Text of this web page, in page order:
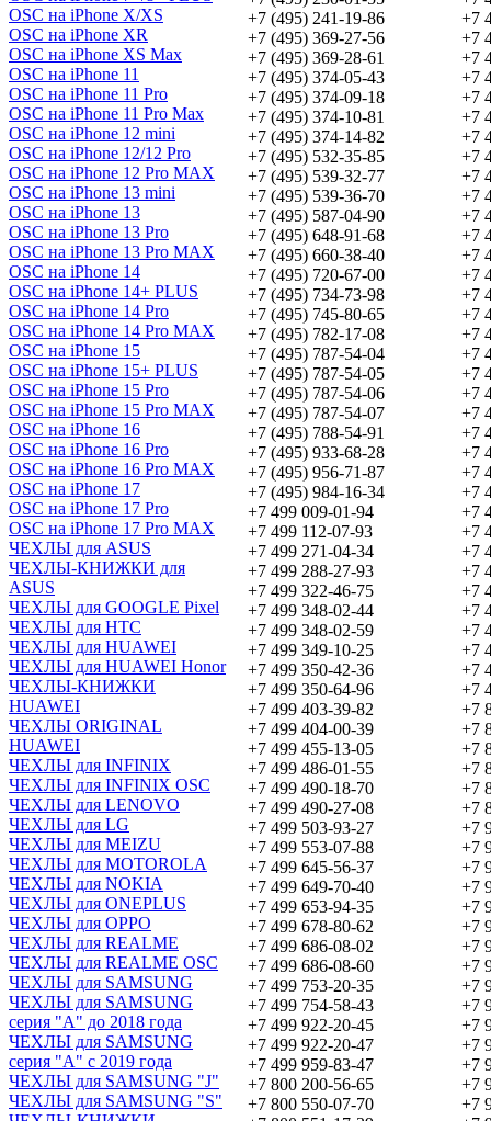
OSC на iPhone X/XS
OSC на iPhone XR
OSC на iPhone XS Max
OSC на iPhone 11
OSC на iPhone 11 Pro
OSC на iPhone 11 Pro Max
OSC на iPhone 12 mini
OSC на iPhone 12/12 Pro
OSC на iPhone 12 Pro MAX
OSC на iPhone 13 mini
OSC на iPhone 13
OSC на iPhone 13 Pro
OSC на iPhone 13 Pro MAX
OSC на iPhone 14
OSC на iPhone 14+ PLUS
OSC на iPhone 14 Pro
OSC на iPhone 14 Pro MAX
OSC на iPhone 15
OSC на iPhone 15+ PLUS
OSC на iPhone 15 Pro
OSC на iPhone 15 Pro MAX
OSC на iPhone 16
OSC на iPhone 16 Pro
OSC на iPhone 16 Pro MAX
OSC на iPhone 17
OSC на iPhone 17 Pro
OSC на iPhone 17 Pro MAX
ЧЕХЛЫ для ASUS
ЧЕХЛЫ-КНИЖКИ для
ASUS
ЧЕХЛЫ для GOOGLE Pixel
ЧЕХЛЫ для HTC
ЧЕХЛЫ для HUAWEI
ЧЕХЛЫ для HUAWEI Honor
ЧЕХЛЫ-КНИЖКИ
HUAWEI
ЧЕХЛЫ ORIGINAL
HUAWEI
ЧЕХЛЫ для INFINIX
ЧЕХЛЫ для INFINIX OSC
ЧЕХЛЫ для LENOVO
ЧЕХЛЫ для LG
ЧЕХЛЫ для MEIZU
ЧЕХЛЫ для MOTOROLA
ЧЕХЛЫ для NOKIA
ЧЕХЛЫ для ONEPLUS
ЧЕХЛЫ для OPPO
ЧЕХЛЫ для REALME
ЧЕХЛЫ для REALME OSC
ЧЕХЛЫ для SAMSUNG
ЧЕХЛЫ для SAMSUNG
серия "A" до 2018 года
ЧЕХЛЫ для SAMSUNG
серия "A" с 2019 года
ЧЕХЛЫ для SAMSUNG "J"
ЧЕХЛЫ для SAMSUNG "S"
+7 (495) 241-19-86
+7 (495) 369-27-56
+7 (495) 369-28-61
+7 (495) 374-05-43
+7 (495) 374-09-18
+7 (495) 374-10-81
+7 (495) 374-14-82
+7 (495) 532-35-85
+7 (495) 539-32-77
+7 (495) 539-36-70
+7 (495) 587-04-90
+7 (495) 648-91-68
+7 (495) 660-38-40
+7 (495) 720-67-00
+7 (495) 734-73-98
+7 (495) 745-80-65
+7 (495) 782-17-08
+7 (495) 787-54-04
+7 (495) 787-54-05
+7 (495) 787-54-06
+7 (495) 787-54-07
+7 (495) 788-54-91
+7 (495) 933-68-28
+7 (495) 956-71-87
+7 (495) 984-16-34
+7 499 009-01-94
+7 499 112-07-93
+7 499 271-04-34
+7 499 288-27-93
+7 499 322-46-75
+7 499 348-02-44
+7 499 348-02-59
+7 499 349-10-25
+7 499 350-42-36
+7 499 350-64-96
+7 499 403-39-82
+7 499 404-00-39
+7 499 455-13-05
+7 499 486-01-55
+7 499 490-18-70
+7 499 490-27-08
+7 499 503-93-27
+7 499 553-07-88
+7 499 645-56-37
+7 499 649-70-40
+7 499 653-94-35
+7 499 678-80-62
+7 499 686-08-02
+7 499 686-08-60
+7 499 753-20-35
+7 499 754-58-43
+7 499 922-20-45
+7 499 922-20-47
+7 499 959-83-47
+7 800 200-56-65
+7 800 550-07-70
+7
+7
+7
+7
+7
+7
+7
+7
+7
+7
+7
+7
+7
+7
+7
+7
+7
+7
+7
+7
+7
+7
+7
+7
+7
+7
+7
+7
+7
+7
+7
+7
+7
+7
+7
+7
+7
+7
+7
+7
+7
+7
+7
+7
+7
+7
+7
+7
+7
+7
+7
+7
+7
+7
+7
+7